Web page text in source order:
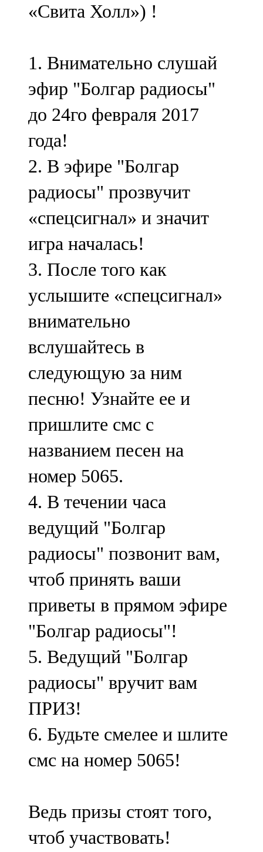
«Свита Холл») !
1. Внимательно слушай
эфир "Болгар радиосы"
до 24го февраля 2017
года!
2. В эфире "Болгар
радиосы" прозвучит
«спецсигнал» и значит
игра началась!
3. После того как
услышите «спецсигнал»
внимательно
вслушайтесь в
следующую за ним
песню! Узнайте ее и
пришлите смс с
названием песен на
номер 5065.
4. В течении часа
ведущий "Болгар
радиосы" позвонит вам,
чтоб принять ваши
приветы в прямом эфире
"Болгар радиосы"!
5. Ведущий "Болгар
радиосы" вручит вам
ПРИЗ!
6. Будьте смелее и шлите
смс на номер 5065!
Ведь призы стоят того,
чтоб участвовать!